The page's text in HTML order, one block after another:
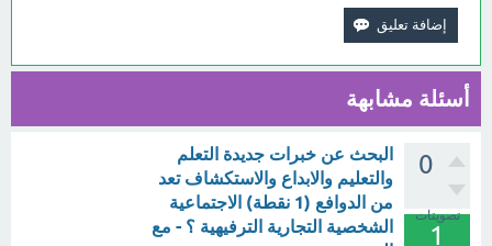
أسئلة مشابهة
0
تصويتات
1
البحث عن خبرات جديدة التعلم
والتعليم والابداع والاستكشاف تعد
من الدوافع (1 نقطة) الاجتماعية
الشخصية التجارية الترفيهية ؟ - مع